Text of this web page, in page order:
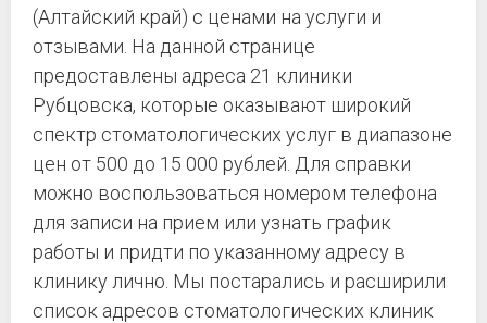
(Алтайский край) с ценами на услуги и
отзывами. На данной странице
предоставлены адреса 21 клиники
Рубцовска, которые оказывают широкий
спектр стоматологических услуг в диапазоне
цен от 500 до 15 000 рублей. Для справки
можно воспользоваться номером телефона
для записи на прием или узнать график
работы и придти по указанному адресу в
клинику лично. Мы постарались и расширили
список адресов стоматологических клиник